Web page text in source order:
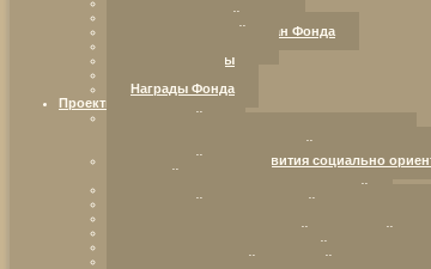
Попечительский совет
Исполнительный орган Фонда
Наши партнеры
Награды Фонда
Проекты Фонда
Ресурсный центр
партнерство в интересах детей с
Ресурсный центр развития социально
жизненной ситуации.
Семья — территория возможностей
Ресурсный центр для семей,
Организация комплексной социальной
Организация инновационной социально-
Межрегиональный ресурсный центр